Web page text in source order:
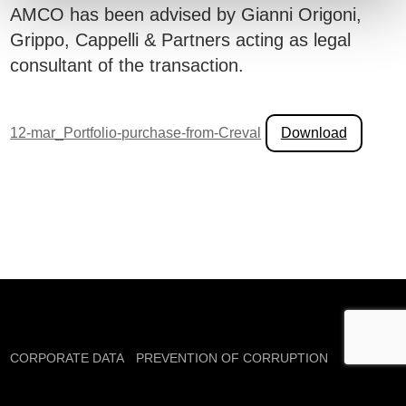
AMCO has been advised by Gianni Origoni,
Grippo, Cappelli & Partners acting as legal
consultant of the transaction.
12-mar_Portfolio-purchase-from-Creval Download
CORPORATE DATA
PREVENTION OF CORRUPTION